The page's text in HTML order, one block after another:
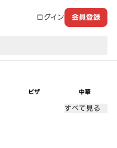
ログイン 会員登録
ピザ 中華
すべて見る